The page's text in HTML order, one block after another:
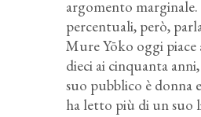
argomento marginale.
percentuali, però,
Mure Yōko oggi piace
dieci ai cinquanta
suo pubblico è donna
ha letto più di un suo